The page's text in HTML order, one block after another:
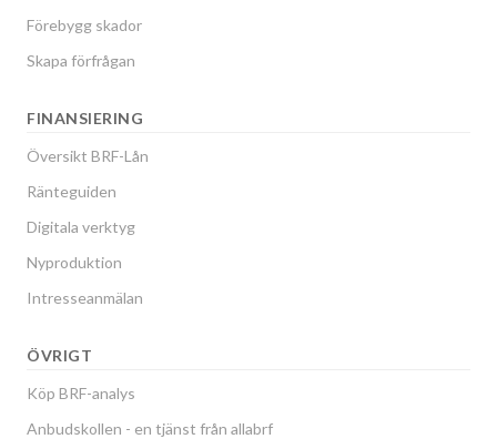
Förebygg skador
Skapa förfrågan
FINANSIERING
Översikt BRF-Lån
Ränteguiden
Digitala verktyg
Nyproduktion
Intresseanmälan
ÖVRIGT
Köp BRF-analys
Anbudskollen - en tjänst från allabrf